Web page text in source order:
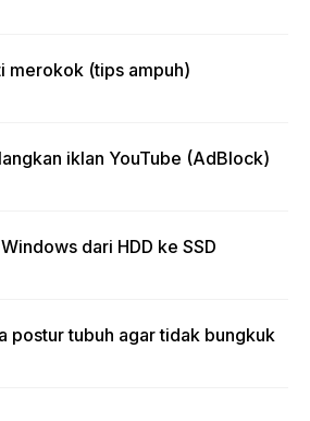
merokok (tips ampuh)
iklan YouTube (AdBlock)
dari HDD ke SSD
postur tubuh agar tidak bungkuk